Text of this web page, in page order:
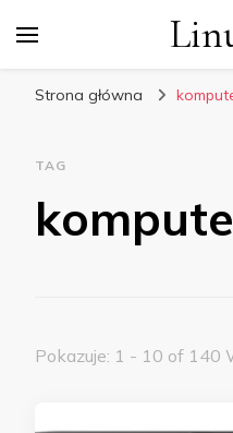
Strona główna
TAG
Pokazuje: 1 - 10 of 140